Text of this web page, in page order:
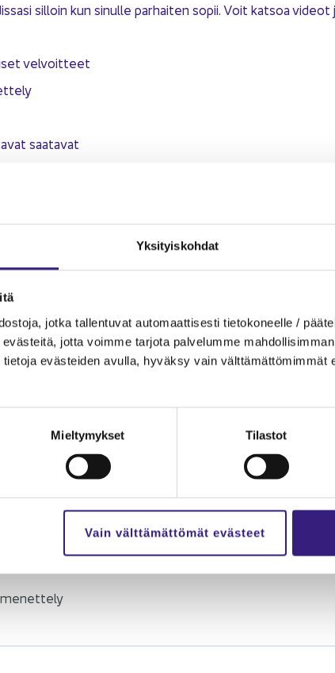
Yk­si­tyis­koh­dat
jotka tal­len­tu­vat au­to­maat­ti­ses­ti tie­to­ko­neel­le /
jotta voim­me tar­jo­ta pal­ve­lum­me
eväs­tei­den avul­la, hy­väk­sy vain vält­tä­mät­tö­mim­mät
Mieltymykset Tilastot
Vain välttämättömät evästeet
sil­loin kun si­nul­le par­hai­ten sopii. Voit kat­soa
vel­voit­teet
saa­ta­vat
vel­voit­teet